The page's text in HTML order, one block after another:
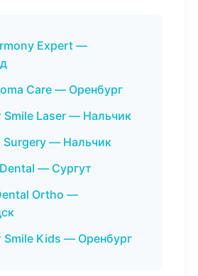
Expert —
Care — Оренбург
Smile Laser — Нальчик
Surgery — Нальчик
— Сургут
Ortho —
Smile Kids — Оренбург